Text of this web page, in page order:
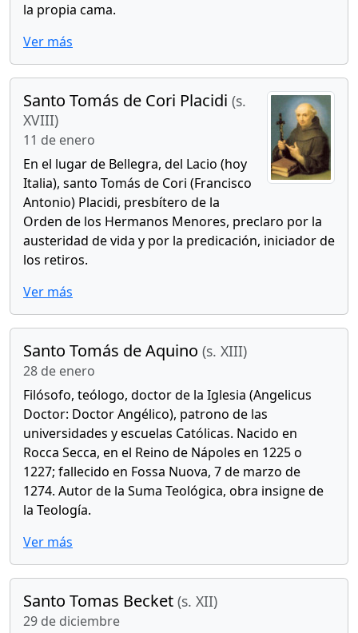
la propia cama.
Ver más
Santo Tomás de Cori Placidi (s.
XVIII)
11 de enero
En el lugar de Bellegra, del Lacio (hoy
Italia), santo Tomás de Cori (Francisco
Antonio) Placidi, presbítero de la
Orden de los Hermanos Menores, preclaro por la
austeridad de vida y por la predicación, iniciador de
los retiros.
Ver más
Santo Tomás de Aquino (s. XIII)
28 de enero
Filósofo, teólogo, doctor de la Iglesia (Angelicus
Doctor: Doctor Angélico), patrono de las
universidades y escuelas Católicas. Nacido en
Rocca Secca, en el Reino de Nápoles en 1225 o
1227; fallecido en Fossa Nuova, 7 de marzo de
1274. Autor de la Suma Teológica, obra insigne de
la Teología.
Ver más
Santo Tomas Becket (s. XII)
29 de diciembre